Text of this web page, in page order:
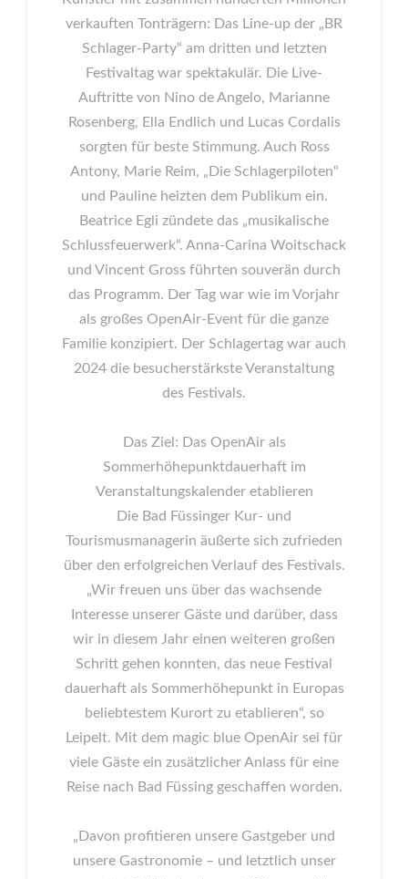
verkauften Tonträgern: Das Line-up der „BR
Schlager-Party“ am dritten und letzten
Festivaltag war spektakulär. Die Live-
Auftritte von Nino de Angelo, Marianne
Rosenberg, Ella Endlich und Lucas Cordalis
sorgten für beste Stimmung. Auch Ross
Antony, Marie Reim, „Die Schlagerpiloten“
und Pauline heizten dem Publikum ein.
Beatrice Egli zündete das „musikalische
Schlussfeuerwerk“. Anna-Carina Woitschack
und Vincent Gross führten souverän durch
das Programm. Der Tag war wie im Vorjahr
als großes OpenAir-Event für die ganze
Familie konzipiert. Der Schlagertag war auch
2024 die besucherstärkste Veranstaltung
des Festivals.
Das Ziel: Das OpenAir als
Sommerhöhepunktdauerhaft im
Veranstaltungskalender etablieren
Die Bad Füssinger Kur- und
Tourismusmanagerin äußerte sich zufrieden
über den erfolgreichen Verlauf des Festivals.
„Wir freuen uns über das wachsende
Interesse unserer Gäste und darüber, dass
wir in diesem Jahr einen weiteren großen
Schritt gehen konnten, das neue Festival
dauerhaft als Sommerhöhepunkt in Europas
beliebtestem Kurort zu etablieren“, so
Leipelt. Mit dem magic blue OpenAir sei für
viele Gäste ein zusätzlicher Anlass für eine
Reise nach Bad Füssing geschaffen worden.
„Davon profitieren unsere Gastgeber und
unsere Gastronomie – und letztlich unser